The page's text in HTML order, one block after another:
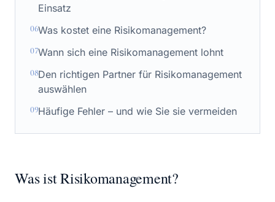
Einsatz
06Was kostet eine Risikomanagement?
07Wann sich eine Risikomanagement lohnt
08Den richtigen Partner für Risikomanagement
auswählen
09Häufige Fehler – und wie Sie sie vermeiden
Was ist Risikomanagement?